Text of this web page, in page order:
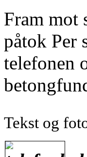
Fram mot
påtok Per
telefonen
Tekst og